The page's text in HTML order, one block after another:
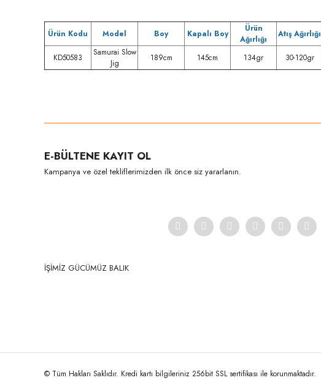
Ürün Kodu Model Boy Kapalı Boy
Ürün
Ağırlığı
Atış Ağırlığı
KD50583
Samurai Slow
Jig
189cm 145cm 134gr 30-120gr
Ürün açıklamasında eksik bilgiler bulunuyor.
Ürün bilgilerinde hatalar bulunuyor.
E-BÜLTENE KAYIT OL
Kampanya ve özel tekliflerimizden ilk önce siz yararlanın.
İŞİMİZ GÜCÜMÜZ BALIK
© Tüm Hakları Saklıdır. Kredi kartı bilgileriniz 256bit SSL sertifikası ile korunmaktadır.